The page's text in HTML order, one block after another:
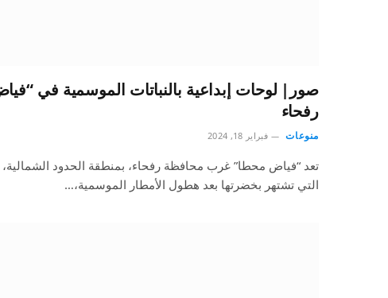
صور| لوحات إبداعية بالنباتات الموسمية في
رفحاء
منوعات فبراير 18, 2024
تعد “فياض محطا” غرب محافظة رفحاء، بمنطقة الحدود الشمالية،
التي تشتهر بخضرتها بعد هطول الأمطار الموسمية،…